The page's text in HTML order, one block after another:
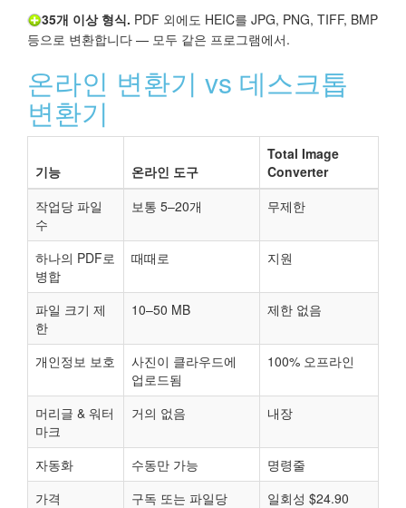
35개 이상 형식. PDF 외에도 HEIC를 JPG, PNG, TIFF, BMP
등으로 변환합니다 — 모두 같은 프로그램에서.
온라인 변환기 vs 데스크톱
변환기
기능 온라인 도구
Total Image
Converter
작업당 파일
수
보통 5–20개 무제한
하나의 PDF로
병합
때때로 지원
파일 크기 제
한
10–50 MB 제한 없음
개인정보 보호
사진이 클라우드에
업로드됨
100% 오프라인
머리글 & 워터
마크
거의 없음 내장
자동화 수동만 가능
명령줄
가격
구독 또는 파일당 일회성 $24.90